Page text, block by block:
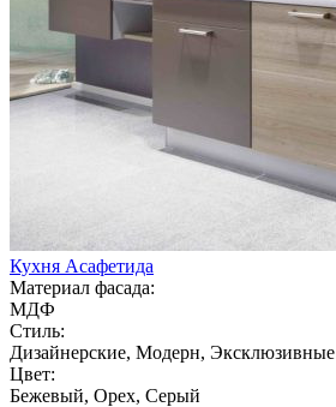
Кухня Асафетида
Материал фасада:
МДФ
Стиль:
Дизайнерские, Модерн, Эксклюзивные
Цвет:
Бежевый, Орех, Серый